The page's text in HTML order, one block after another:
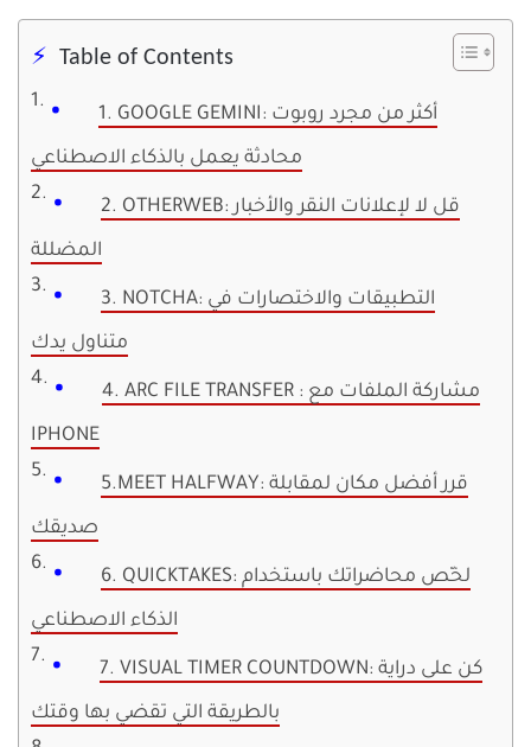
Table of Contents
1. GOOGLE GEMINI: أكثر من مجرد روبوت
محادثة يعمل بالذكاء الاصطناعي
2. OTHERWEB: قل لا لإعلانات النقر والأخبار
المضللة
3. NOTCHA: التطبيقات والاختصارات في
متناول يدك
4. ARC FILE TRANSFER : مشاركة الملفات مع
IPHONE
5.MEET HALFWAY: قرر أفضل مكان لمقابلة
صديقك
6. QUICKTAKES: لخّص محاضراتك باستخدام
الذكاء الاصطناعي
7. VISUAL TIMER COUNTDOWN: كن على دراية
بالطريقة التي تقضي بها وقتك